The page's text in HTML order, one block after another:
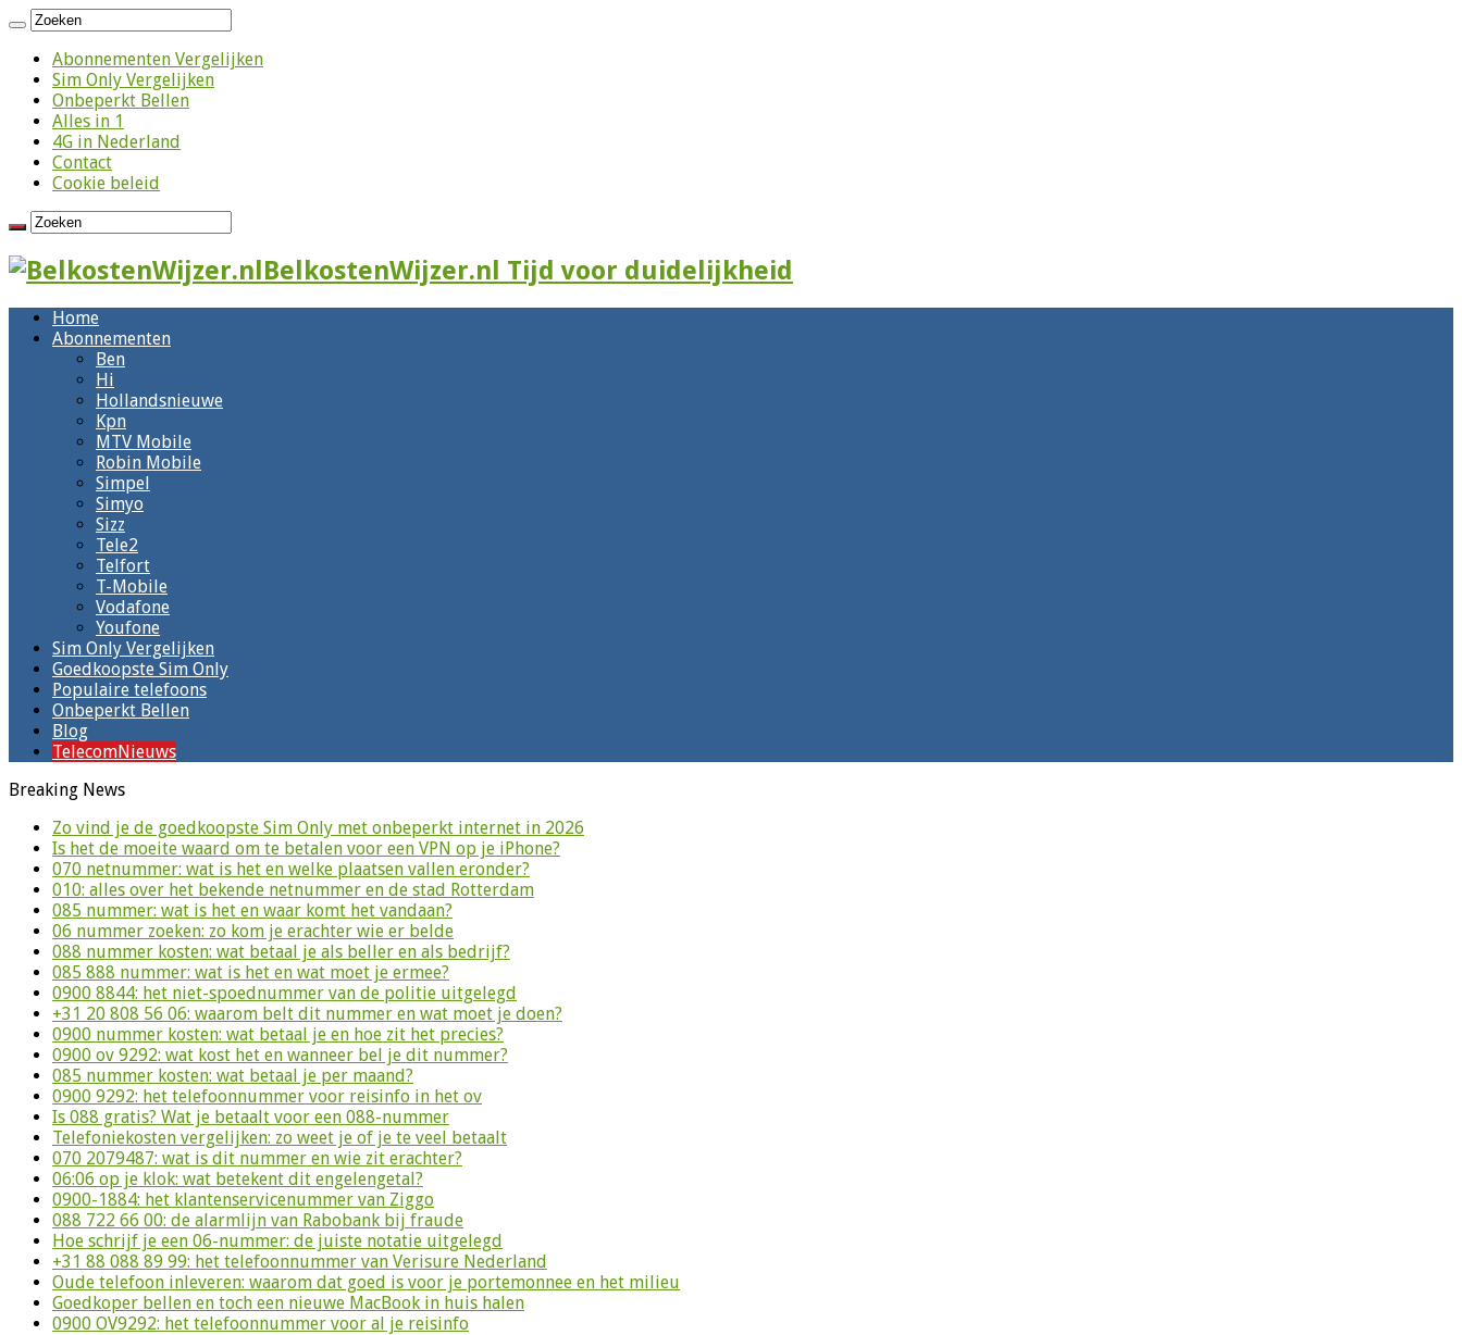
Abonnementen Vergelijken
Sim Only Vergelijken
Onbeperkt Bellen
Alles in 1
4G in Nederland
Contact
Cookie beleid
BelkostenWijzer.nl Tijd voor duidelijkheid
Home
Abonnementen
Ben
Hi
Hollandsnieuwe
Kpn
MTV Mobile
Robin Mobile
Simpel
Simyo
Sizz
Tele2
Telfort
T-Mobile
Vodafone
Youfone
Sim Only Vergelijken
Goedkoopste Sim Only
Populaire telefoons
Onbeperkt Bellen
Blog
TelecomNieuws
Breaking News
Zo vind je de goedkoopste Sim Only met onbeperkt internet in 2026
Is het de moeite waard om te betalen voor een VPN op je iPhone?
070 netnummer: wat is het en welke plaatsen vallen eronder?
010: alles over het bekende netnummer en de stad Rotterdam
085 nummer: wat is het en waar komt het vandaan?
06 nummer zoeken: zo kom je erachter wie er belde
088 nummer kosten: wat betaal je als beller en als bedrijf?
085 888 nummer: wat is het en wat moet je ermee?
0900 8844: het niet-spoednummer van de politie uitgelegd
+31 20 808 56 06: waarom belt dit nummer en wat moet je doen?
0900 nummer kosten: wat betaal je en hoe zit het precies?
0900 ov 9292: wat kost het en wanneer bel je dit nummer?
085 nummer kosten: wat betaal je per maand?
0900 9292: het telefoonnummer voor reisinfo in het ov
Is 088 gratis? Wat je betaalt voor een 088-nummer
Telefoniekosten vergelijken: zo weet je of je te veel betaalt
070 2079487: wat is dit nummer en wie zit erachter?
06:06 op je klok: wat betekent dit engelengetal?
0900-1884: het klantenservicenummer van Ziggo
088 722 66 00: de alarmlijn van Rabobank bij fraude
Hoe schrijf je een 06-nummer: de juiste notatie uitgelegd
+31 88 088 89 99: het telefoonnummer van Verisure Nederland
Oude telefoon inleveren: waarom dat goed is voor je portemonnee en het milieu
Goedkoper bellen en toch een nieuwe MacBook in huis halen
0900 OV9292: het telefoonnummer voor al je reisinfo